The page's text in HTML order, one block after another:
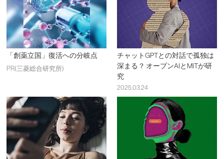
「創薬立国」復活への分岐点
PR(三菱総合研究所)
チャットGPTとの対話で孤独は
深まる？ オープンAIとMITが研
究
2025.03.24